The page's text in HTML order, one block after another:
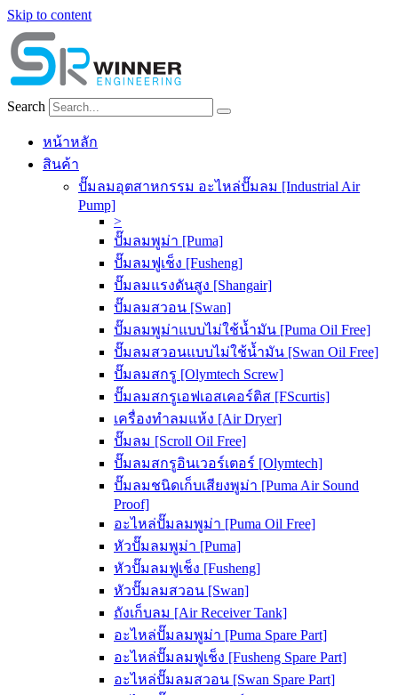
Skip to content
Search
หน้าหลัก
สินค้า
ปั๊มลมอุตสาหกรรม อะไหล่ปั๊มลม [Industrial Air
Pump]
>
ปั๊มลมพูม่า [Puma]
ปั๊มลมฟูเช็ง [Fusheng]
ปั๊มลมแรงดันสูง [Shangair]
ปั๊มลมสวอน [Swan]
ปั๊มลมพูม่าแบบไม่ใช้น้ำมัน [Puma Oil Free]
ปั๊มลมสวอนแบบไม่ใช้น้ำมัน [Swan Oil Free]
ปั๊มลมสกรู [Olymtech Screw]
ปั๊มลมสกรูเอฟเอสเคอร์ติส [FScurtis]
เครื่องทำลมแห้ง [Air Dryer]
ปั๊มลม [Scroll Oil Free]
ปั๊มลมสกรูอินเวอร์เตอร์ [Olymtech]
ปั๊มลมชนิดเก็บเสียงพูม่า [Puma Air Sound
Proof]
อะไหล่ปั๊มลมพูม่า [Puma Oil Free]
หัวปั๊มลมพูม่า [Puma]
หัวปั๊มลมฟูเช็ง [Fusheng]
หัวปั๊มลมสวอน [Swan]
ถังเก็บลม [Air Receiver Tank]
อะไหล่ปั๊มลมพูม่า [Puma Spare Part]
อะไหล่ปั๊มลมฟูเช็ง [Fusheng Spare Part]
อะไหล่ปั๊มลมสวอน [Swan Spare Part]